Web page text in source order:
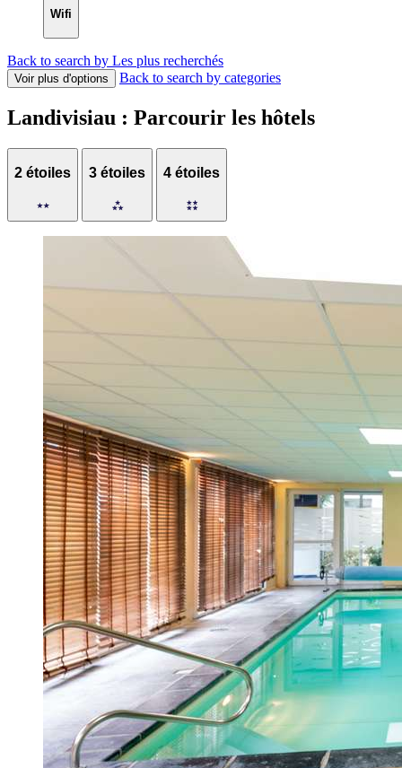
Wifi
Back to search by Les plus recherchés
Voir plus d'options Back to search by categories
Landivisiau : Parcourir les hôtels
2 étoiles 3 étoiles 4 étoiles